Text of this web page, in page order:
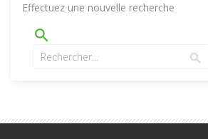
Effectuez une nouvelle recherche
search